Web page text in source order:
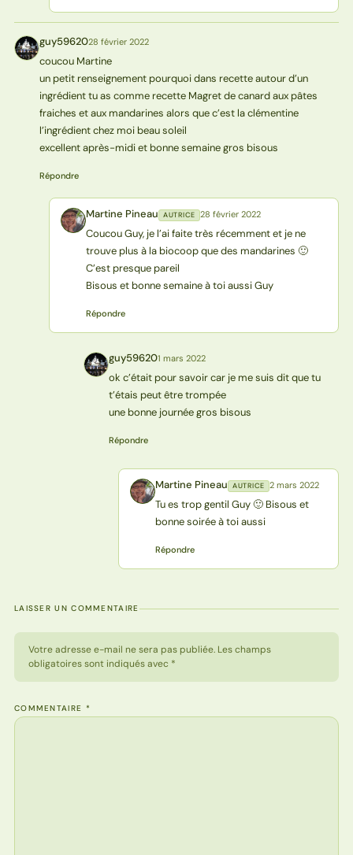
G guy5962028 février 2022
coucou Martine
un petit renseignement pourquoi dans recette autour d’un
ingrédient tu as comme recette Magret de canard aux pâtes
fraiches et aux mandarines alors que c’est la clémentine
l’ingrédient chez moi beau soleil
excellent après-midi et bonne semaine gros bisous
Répondre
MP Martine Pineau AUTRICE 28 février 2022
Coucou Guy, je l’ai faite très récemment et je ne
trouve plus à la biocoop que des mandarines 🙂
C’est presque pareil
Bisous et bonne semaine à toi aussi Guy
Répondre
G guy596201 mars 2022
ok c’était pour savoir car je me suis dit que tu
t’étais peut être trompée
une bonne journée gros bisous
Répondre
MP Martine Pineau AUTRICE 2 mars 2022
Tu es trop gentil Guy 🙂 Bisous et
bonne soirée à toi aussi
Répondre
LAISSER UN COMMENTAIRE
Votre adresse e-mail ne sera pas publiée. Les champs
obligatoires sont indiqués avec *
COMMENTAIRE *